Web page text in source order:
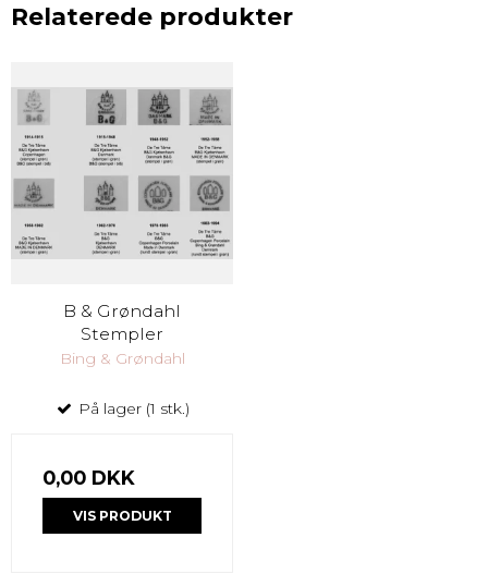
Relaterede produkter
B & Grøndahl
Stempler
Bing & Grøndahl
På lager (1 stk.)
0,00 DKK
VIS PRODUKT